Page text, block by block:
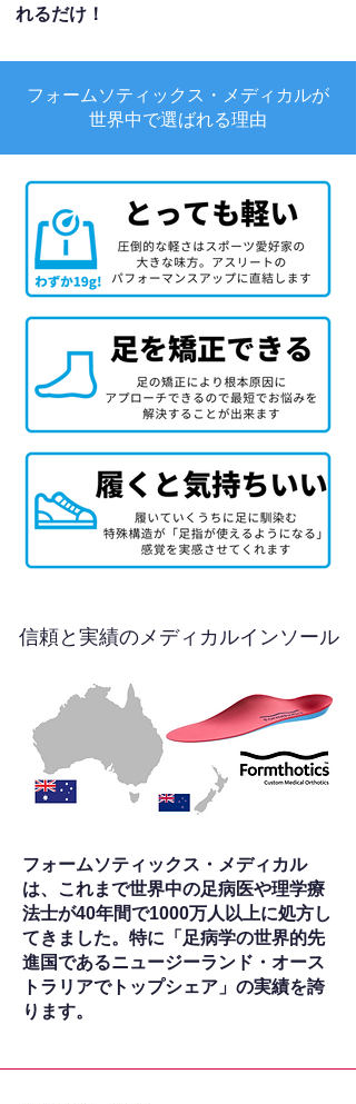
れるだけ！
フォームソティックス・メディカルが
世界中で選ばれる理由
信頼と実績のメディカルインソール
フォームソティックス・メディカル
は、これまで世界中の足病医や理学療
法士が40年間で1000万人以上に処方し
てきました。特に「足病学の世界的先
進国であるニュージーランド・オース
トラリアでトップシェア」の実績を誇
ります。